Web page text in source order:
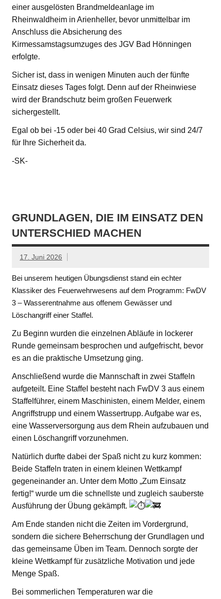
einer ausgelösten Brandmeldeanlage im
Rheinwaldheim in Arienheller, bevor unmittelbar im
Anschluss die Absicherung des
Kirmessamstagsumzuges des JGV Bad Hönningen
erfolgte.
Sicher ist, dass in wenigen Minuten auch der fünfte
Einsatz dieses Tages folgt. Denn auf der Rheinwiese
wird der Brandschutz beim großen Feuerwerk
sichergestellt.
Egal ob bei -15 oder bei 40 Grad Celsius, wir sind 24/7
für Ihre Sicherheit da.
-SK-
GRUNDLAGEN, DIE IM EINSATZ DEN
UNTERSCHIED MACHEN
17. Juni 2026
Bei unserem heutigen Übungsdienst stand ein echter
Klassiker des Feuerwehrwesens auf dem Programm: FwDV
3 – Wasserentnahme aus offenem Gewässer und
Löschangriff einer Staffel.
Zu Beginn wurden die einzelnen Abläufe in lockerer
Runde gemeinsam besprochen und aufgefrischt, bevor
es an die praktische Umsetzung ging.
Anschließend wurde die Mannschaft in zwei Staffeln
aufgeteilt. Eine Staffel besteht nach FwDV 3 aus einem
Staffelführer, einem Maschinisten, einem Melder, einem
Angriffstrupp und einem Wassertrupp. Aufgabe war es,
eine Wasserversorgung aus dem Rhein aufzubauen und
einen Löschangriff vorzunehmen.
Natürlich durfte dabei der Spaß nicht zu kurz kommen:
Beide Staffeln traten in einem kleinen Wettkampf
gegeneinander an. Unter dem Motto „Zum Einsatz
fertig!“ wurde um die schnellste und zugleich sauberste
Ausführung der Übung gekämpft.
Am Ende standen nicht die Zeiten im Vordergrund,
sondern die sichere Beherrschung der Grundlagen und
das gemeinsame Üben im Team. Dennoch sorgte der
kleine Wettkampf für zusätzliche Motivation und jede
Menge Spaß.
Bei sommerlichen Temperaturen war die